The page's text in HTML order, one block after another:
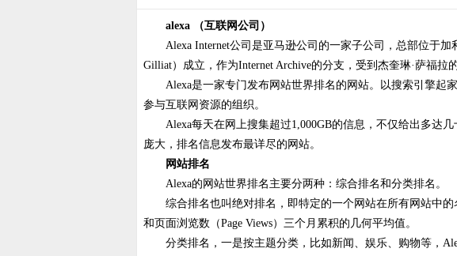
alexa （互联网公司）
Alexa Internet公司是亚马逊公司的一家子公司，总部位于加
Gilliat）成立，作为Internet Archive的分支，受到杰奎琳·萨福
Alexa是一家专门发布网站世界排名的网站。以搜索引擎起
参与互联网资源的组织。
Alexa每天在网上搜集超过1,000GB的信息，不仅给出多达
庞大，排名信息发布最详尽的网站。
网站排名
Alexa的网站世界排名主要分两种：综合排名和分类排名。
综合排名也叫绝对排名，即特定的一个网站在所有网站中的
和页面浏览数（Page Views）三个月累积的几何平均值。
分类排名，一是按主题分类，比如新闻、娱乐、购物等，